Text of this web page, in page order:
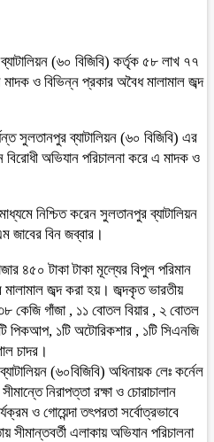
(৬০ বিজিবি) কর্তৃক ৫৮ লাখ ৭৭
ও বিভিন্ন প্রকার অবৈধ মালামাল জব্দ
সুলতানপুর ব্যাটালিয়ন (৬০ বিজিবি) এর
বিরোধী অভিযান পরিচালনা করে এ মাদক ও
নিশ্চিত করেন সুলতানপুর ব্যাটালিয়ন
জাবের বিন জব্বার।
৪৫০ টাকা টাকা মূল্যের বিপুল পরিমান
জব্দ করা হয়। জব্দকৃত ভারতীয়
কেজি গাঁজা , ১১ বোতল বিয়ার , ২ বোতল
পিকআপ, ১টি অটোরিকশার , ১টি সিএনজি
চাদর।
(৬০বিজিবি) অধিনায়ক লেঃ কর্নেল
নিরাপত্তা রক্ষা ও চোরাচালান
ও গোয়েন্দা তৎপরতা সর্বোত্রভাবে
সীমান্তবর্তী এলাকায় অভিযান পরিচালনা